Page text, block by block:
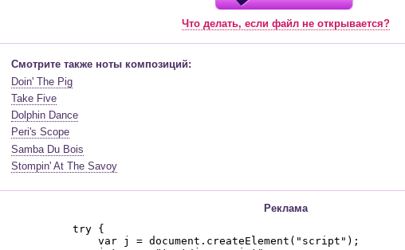
Что делать, если файл не открывается?
Смотрите также ноты композиций:
Doin' The Pig
Take Five
Dolphin Dance
Peri's Scope
Samba Du Bois
Stompin' At The Savoy
Реклама